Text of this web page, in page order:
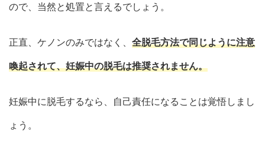
ので、当然と処置と言えるでしょう。
正直、ケノンのみではなく、 全脱毛方法で同じように注意
喚起されて、妊娠中の脱毛は推奨されません。
妊娠中に脱毛するなら、自己責任になることは覚悟しまし
ょう。